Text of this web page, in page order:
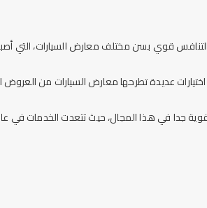
قوي بسن مختلف معارض السيارات، التي
اختيارات عديدة تطرحها معارض السيارات من
جدا في هذا المجال، حيث تتعدت الخدمات في